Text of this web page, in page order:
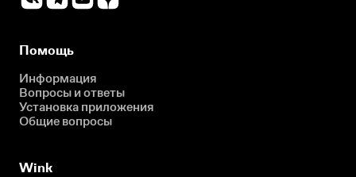
Помощь
Информация
Вопросы и ответы
Установка приложения
Общие вопросы
Wink